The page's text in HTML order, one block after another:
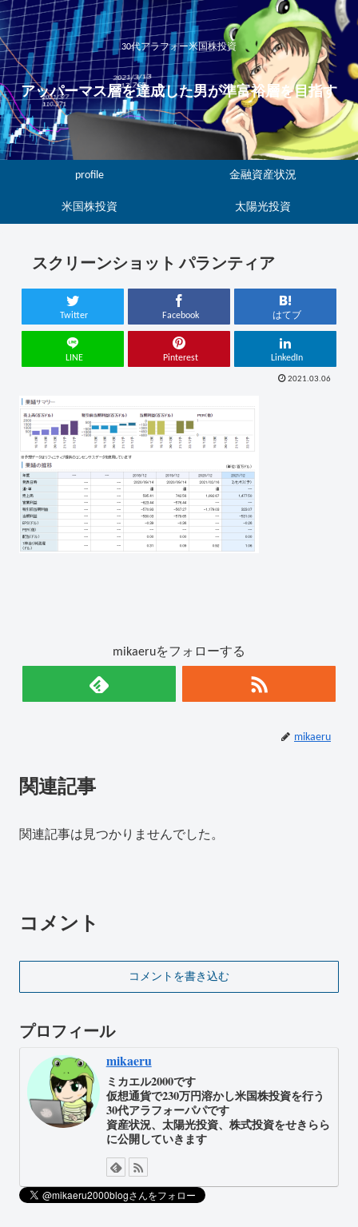
30代アラフォー米国株投資
アッパーマス層を達成した男が準富裕層を目指す
profile 金融資産状況
米国株投資 太陽光投資
スクリーンショット パランティア
Twitter Facebook はてブ
LINE Pinterest LinkedIn
2021.03.06
mikaeruをフォローする
mikaeru
関連記事
関連記事は見つかりませんでした。
コメント
コメントを書き込む
プロフィール
mikaeru
ミカエル2000です
仮想通貨で230万円溶かし米国株投資を行う
30代アラフォーパパです
資産状況、太陽光投資、株式投資をせきらら
に公開していきます